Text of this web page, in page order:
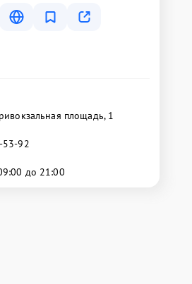
площадь, 1
53-92
до 21:00